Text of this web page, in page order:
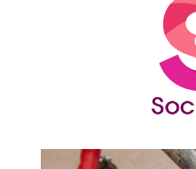
SoCioling.org